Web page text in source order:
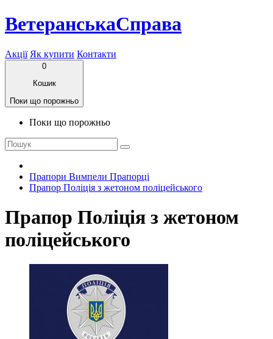
ВетеранськаСправа
Акції Як купити Контакти
0
Кошик
Поки що порожньо
Поки що порожньо
Прапори Вимпели Прапорці
Прапор Поліція з жетоном поліцейського
Прапор Поліція з жетоном
поліцейського